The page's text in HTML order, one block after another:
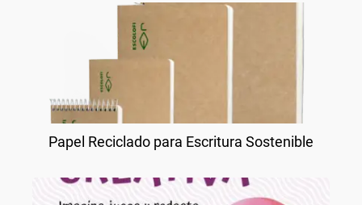
Papel Reciclado para Escritura Sostenible